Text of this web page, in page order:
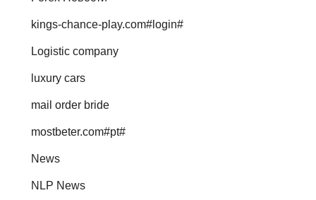
kings-chance-play.com#login#
Logistic company
luxury cars
mail order bride
mostbeter.com#pt#
News
NLP News